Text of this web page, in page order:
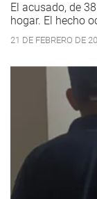
El acusado, de
hogar. El hecho
21 DE FEBRERO DE